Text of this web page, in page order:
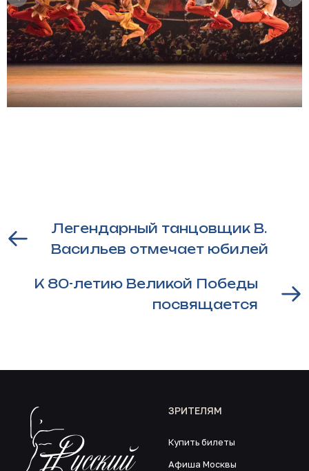
Легендарный танцовщик В.
Васильев отмечает юбилей
К 80-летию Великой Победы
посвящается
ЗРИТЕЛЯМ
Купить билеты
Афиша Москвы